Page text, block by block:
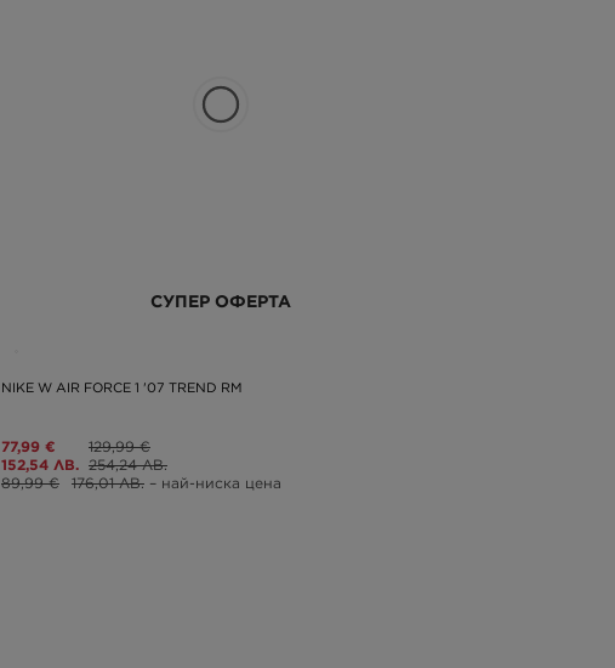
СУПЕР ОФЕРТА
NIKE W AIR FORCE 1 '07 TREND RM
77,99 €
152,54 ЛВ.
129,99 €
254,24 ЛВ.
89,99 €
176,01 ЛВ. – най-ниска цена